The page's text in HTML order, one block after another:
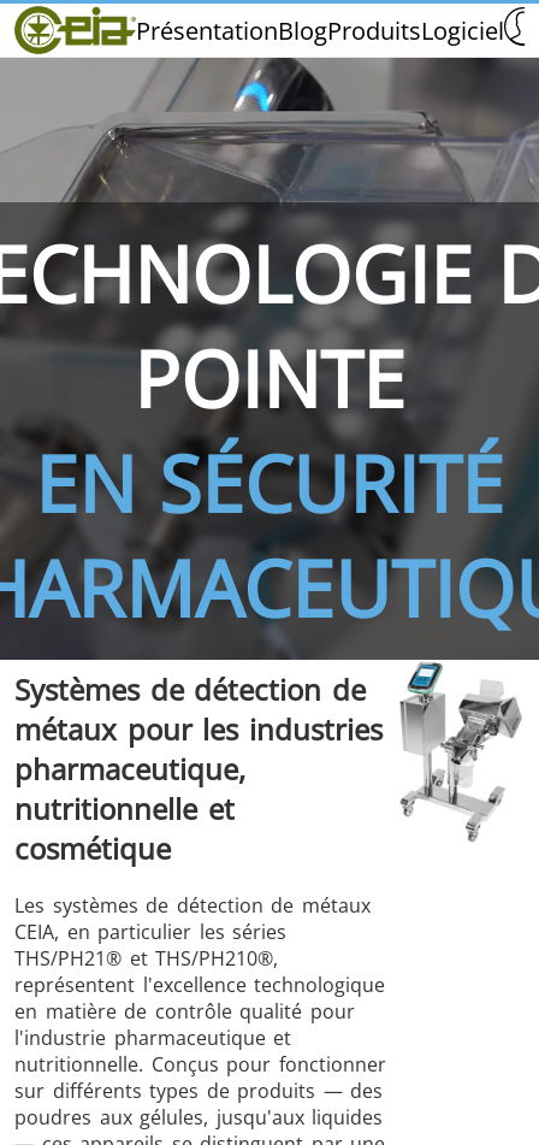
PrésentationBlogProduitsLogiciel
Home
CEIA
Salons et Événements
THS/PH210 THS/PH210-FFV THS/
THS/PH21N-FB THS/PH21N-FFV
THS/
D25
THS/FBB
THS/MBB
THS/GMS21
THS/G21
4.0
POINTE
EN SÉCURITÉ
Systèmes de détection de
métaux pour les industries
pharmaceutique,
nutritionnelle et
cosmétique
Les systèmes de détection de métaux
CEIA, en particulier les séries
THS/PH21® et THS/PH210®,
représentent l'excellence technologique
en matière de contrôle qualité pour
l'industrie pharmaceutique et
nutritionnelle. Conçus pour fonctionner
sur différents types de produits — des
poudres aux gélules, jusqu'aux liquides